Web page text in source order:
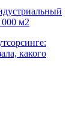
м2
какого